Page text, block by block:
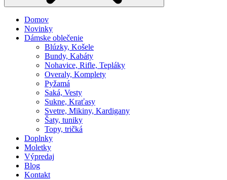
Domov
Novinky
Dámske oblečenie
Blúzky, Košele
Bundy, Kabáty
Nohavice, Rifle, Tepláky
Overaly, Komplety
Pyžamá
Saká, Vesty
Sukne, Kraťasy
Svetre, Mikiny, Kardigany
Šaty, tuniky
Topy, tričká
Doplnky
Moletky
Výpredaj
Blog
Kontakt